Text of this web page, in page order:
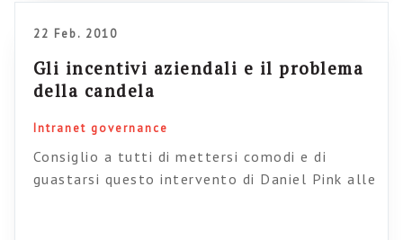
22 Feb. 2010
Gli incentivi aziendali e il problema
della candela
Intranet governance
Consiglio a tutti di mettersi comodi e di
guastarsi questo intervento di Daniel Pink alle